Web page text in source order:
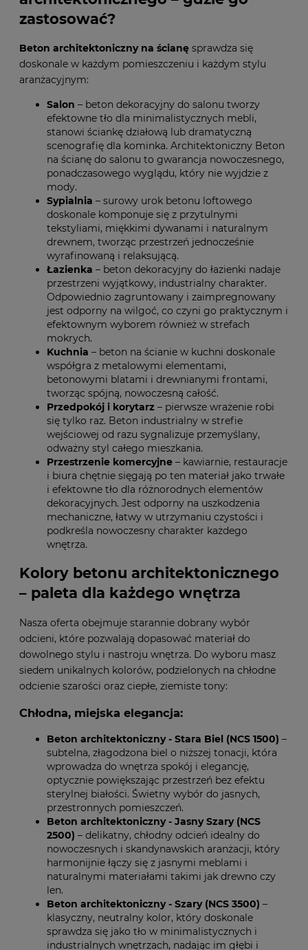
zastosować?
Beton architektoniczny na ścianę sprawdza się
doskonale w każdym pomieszczeniu i każdym stylu
aranżacyjnym:
Salon – beton dekoracyjny do salonu tworzy
efektowne tło dla minimalistycznych mebli,
stanowi ściankę działową lub dramatyczną
scenografię dla kominka. Architektoniczny Beton
na ścianę do salonu to gwarancja nowoczesnego,
ponadczasowego wyglądu, który nie wyjdzie z
mody.
Sypialnia – surowy urok betonu loftowego
doskonale komponuje się z przytulnymi
tekstyliami, miękkimi dywanami i naturalnym
drewnem, tworząc przestrzeń jednocześnie
wyrafinowaną i relaksującą.
Łazienka – beton dekoracyjny do łazienki nadaje
przestrzeni wyjątkowy, industrialny charakter.
Odpowiednio zagruntowany i zaimpregnowany
jest odporny na wilgoć, co czyni go praktycznym i
efektownym wyborem również w strefach
mokrych.
Kuchnia – beton na ścianie w kuchni doskonale
współgra z metalowymi elementami,
betonowymi blatami i drewnianymi frontami,
tworząc spójną, nowoczesną całość.
Przedpokój i korytarz – pierwsze wrażenie robi
się tylko raz. Beton industrialny w strefie
wejściowej od razu sygnalizuje przemyślany,
odważny styl całego mieszkania.
Przestrzenie komercyjne – kawiarnie, restauracje
i biura chętnie sięgają po ten materiał jako trwałe
i efektowne tło dla różnorodnych elementów
dekoracyjnych. Jest odporny na uszkodzenia
mechaniczne, łatwy w utrzymaniu czystości i
podkreśla nowoczesny charakter każdego
wnętrza.
Kolory betonu architektonicznego
– paleta dla każdego wnętrza
Nasza oferta obejmuje starannie dobrany wybór
odcieni, które pozwalają dopasować materiał do
dowolnego stylu i nastroju wnętrza. Do wyboru masz
siedem unikalnych kolorów, podzielonych na chłodne
odcienie szarości oraz ciepłe, ziemiste tony:
Chłodna, miejska elegancja:
Beton architektoniczny - Stara Biel (NCS 1500) –
subtelna, złagodzona biel o niższej tonacji, która
wprowadza do wnętrza spokój i elegancję,
optycznie powiększając przestrzeń bez efektu
sterylnej białości. Świetny wybór do jasnych,
przestronnych pomieszczeń.
Beton architektoniczny - Jasny Szary (NCS
2500) – delikatny, chłodny odcień idealny do
nowoczesnych i skandynawskich aranżacji, który
harmonijnie łączy się z jasnymi meblami i
naturalnymi materiałami takimi jak drewno czy
len.
Beton architektoniczny - Szary (NCS 3500) –
klasyczny, neutralny kolor, który doskonale
sprawdza się jako tło w minimalistycznych i
industrialnych wnętrzach, nadając im głębi i